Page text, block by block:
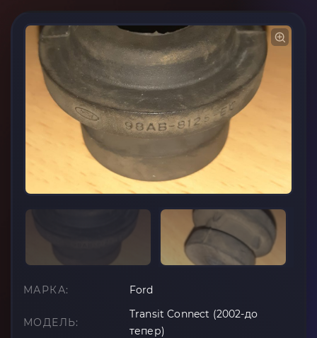
МАРКА: Ford
МОДЕЛЬ:
Transit Connect (2002-до
тепер)